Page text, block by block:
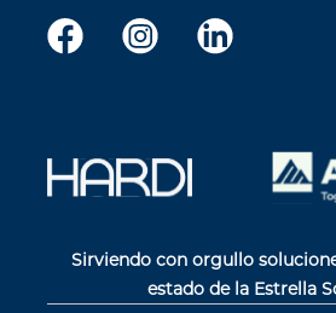
Sirviendo con orgullo
estado de la Estrella